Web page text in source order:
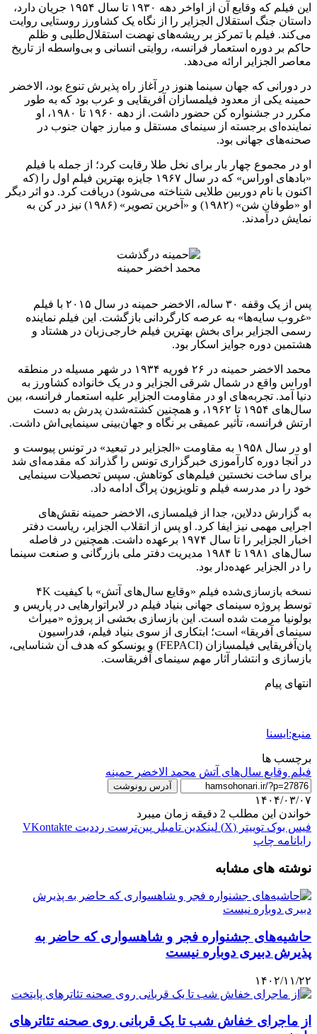
این فیلم که وقایع آن از اواخر دهه ۱۹۳۰ تا سال ۱۹۵۴ جریان دارد،
داستان جنگ استقلال الجزایر را از نگاه یک کشاورز روستایی روایت
می‌کند. فیلم با تمرکز بر ریشه‌های نهضت استقلال‌طلبی و ظلم
حاکم بر دوره استعمار فرانسه، روایتی انسانی و بی‌واسطه از تاریخ
معاصر الجزایر ارائه می‌دهد.
در دورانی که جهان سینما هنوز در آغاز راه پذیرش تنوع بود، الاخضر
حمینه یکی از معدود فیلمسازان آفریقایی و عرب بود که به طور
مکرر در جشنواره کن حضور داشت. از دهه ۱۹۶۰ تا ۱۹۸۰، او
نماینده‌ای برجسته از سینمای مستقل و مبارز جهان جنوب در
صحنه‌های جهانی بود.
او در مجموع چهار بار برای نخل طلا رقابت کرد؛ از جمله با فیلم
«بادهای اوراس» که در سال ۱۹۶۷ جایزه بهترین فیلم اول را (که
اکنون با نام دوربین طلایی شناخته می‌شود) دریافت کرد. دو اثر دیگر
او «طوفان شن» (۱۹۸۲) و «آخرین تصویر» (۱۹۸۶) نیز در کن به
نمایش درآمدند.
محمد اخضر حمینه
پس از یک وقفه ۳۰ ساله، الاخضر حمینه در سال ۲۰۱۵ با فیلم
«غروب سایه‌ها» به عرصه کارگردانی بازگشت. این فیلم نماینده
رسمی الجزایر برای بخش بهترین فیلم خارجی‌زبان در هشتاد و
هشتمین دوره جوایز اسکار بود.
محمد الاخضر حمینه در ۲۶ فوریه ۱۹۳۴ در شهر مسیله در منطقه
اوراس واقع در شمال شرقی الجزایر و در یک خانواده کشاورز به
دنیا آمد. تجربه‌های او در مقاومت الجزایر علیه استعمار فرانسه، بین
سال‌های ۱۹۵۴ تا ۱۹۶۲، و همچنین کشته‌شدن پدرش به دست
ارتش فرانسه، تأثیر عمیقی بر نگاه و جهان‌بینی سینمایی‌اش داشت.
او در سال ۱۹۵۸ به مقاومت «الجزایر در تبعید» در تونس پیوست و
در آنجا دوره کارآموزی خبرگزاری تونس را گذراند که مقدمه‌ای شد
برای ساخت نخستین فیلم‌های کوتاهش. سپس تحصیلات سینمایی
خود را در مدرسه فیلم و تلویزیون پراگ ادامه داد.
به گزارش ددلاین، جدا از فیلمسازی، الاخضر حمینه نقش‌های
اجرایی مهمی نیز ایفا کرد. او پس از انقلاب الجزایر، ریاست دفتر
اخبار الجزایر را تا سال ۱۹۷۴ برعهده داشت. همچنین در فاصله
سال‌های ۱۹۸۱ تا ۱۹۸۴ مدیریت دفتر ملی بازرگانی و صنعت سینما
را در الجزایر عهده‌دار بود.
نسخه بازسازی‌شده فیلم «وقایع سال‌های آتش» با کیفیت ۴K
توسط پروژه سینمای جهانی بنیاد فیلم در لابراتوارهایی در پاریس و
بولونیا مرمت شده است. این بازسازی بخشی از پروژه «میراث
سینمای آفریقا» است؛ ابتکاری از سوی بنیاد فیلم، فدراسیون
پان‌آفریقایی فیلمسازان (FEPACI) و یونسکو که هدف آن شناسایی،
بازسازی و انتشار آثار مهم سینمای آفریقاست.
انتهای پیام
منبع:ایسنا
برچسب ها
فیلم وقایع سال‌های آتش محمد الاخضر حمینه
آدرس رونوشت
۱۴۰۴/۰۳/۰۷
خواندن این مطلب 2 دقیقه زمان میبرد
فیس بوک توییتر (X) لینکدین ‫تامبلر ‫پین‌ترست ‫رددیت ‫VKontakte
رایانامه چاپ
نوشته های مشابه
حاشیه‌های جشنواره فجر و شاهسواری که حاضر به
پذیرش دبیری دوباره نیست
۱۴۰۲/۱۱/۲۲
از ماجرای خفاش شب تا یک قربانی روی صحنه تئاترهای